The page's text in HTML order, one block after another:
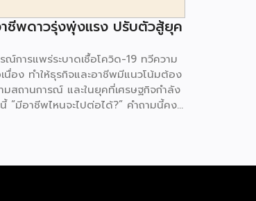
ชีพดาวรุ่งพุ่งแรง ปรับตัวสู้ยุค
ณ์การแพร่ระบาดเชื้อโควิด-19 ทวีความ
นื่อง ทำให้ธุรกิจและอาชีพมีแนวโน้มต้อง
มสถานการณ์ และในยุคที่เศรษฐกิจกำลัง
“มีอาชีพไหนจะไปต่อได้?” คำถามนี้คง
งอาชีพสายมาร์เก็ตติ้งที่ได้รับความ